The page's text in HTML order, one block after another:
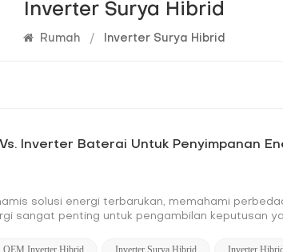
Inverter Surya Hibrid
Rumah / Inverter Surya Hibrid
Inverter Baterai Untuk Penyimpanan
solusi energi terbarukan, memahami
sangat penting untuk pengambilan keputusan
eksplorasi profesional untuk
OEM Inverter Hibrid Inverter Surya Hibrid Inverter